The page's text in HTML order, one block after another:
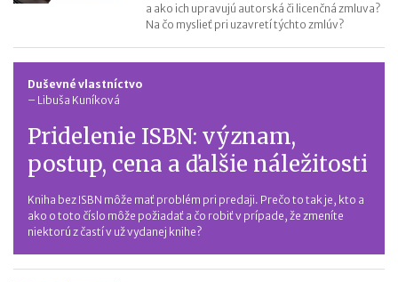
a ako ich upravujú autorská či licenčná zmluva?
Na čo myslieť pri uzavretí týchto zmlúv?
Duševné vlastníctvo
– Libuša Kuníková
Pridelenie ISBN: význam,
postup, cena a ďalšie náležitosti
Kniha bez ISBN môže mať problém pri predaji. Prečo to tak je, kto a
ako o toto číslo môže požiadať a čo robiť v prípade, že zmeníte
niektorú z častí v už vydanej knihe?